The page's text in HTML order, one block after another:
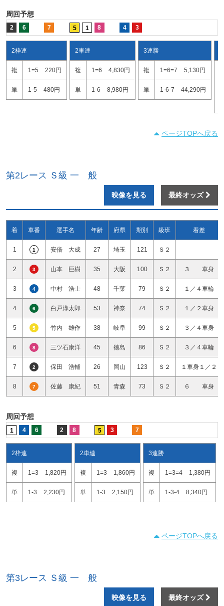
周回予想
2 6 7 5 1 8 4 3
2枠連
複 1=5 220円
単 1-5 480円
2車連
複 1=6 4,830円
単 1-6 8,980円
3連勝
複 1=6=7 5,130円
単 1-6-7 44,290円
ページTOPへ戻る
第2レース Ｓ級 一 般
映像を見る 最終オッズ
着 車番 選手名 年齢 府県 期別 級班 着差
1 1 安倍 大成 27 埼玉 121 Ｓ２
2 3 山本 巨樹 35 大阪 100 Ｓ２ ３ 車身
3 4 中村 浩士 48 千葉 79 Ｓ２ １／４車輪
4 6 白戸淳太郎 53 神奈 74 Ｓ２ １／２車身
5 5 竹内 雄作 38 岐阜 99 Ｓ２ ３／４車身
6 8 三ツ石康洋 45 徳島 86 Ｓ２ ３／４車輪
7 2 保田 浩輔 26 岡山 123 Ｓ２ １車身１／２
8 7 佐藤 康紀 51 青森 73 Ｓ２ ６ 車身
周回予想
1 4 6 2 8 5 3 7
2枠連
複 1=3 1,820円
単 1-3 2,230円
2車連
複 1=3 1,860円
単 1-3 2,150円
3連勝
複 1=3=4 1,380円
単 1-3-4 8,340円
ページTOPへ戻る
第3レース Ｓ級 一 般
映像を見る 最終オッズ